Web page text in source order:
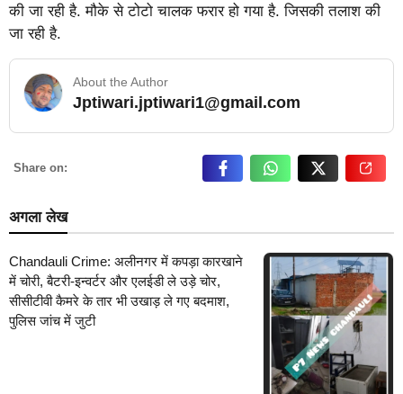
की जा रही है. मौके से टोटो चालक फरार हो गया है. जिसकी तलाश की
जा रही है.
About the Author
Jptiwari.jptiwari1@gmail.com… Read More
Share on:
अगला लेख
Chandauli Crime: अलीनगर में कपड़ा कारखाने
में चोरी, बैटरी-इन्वर्टर और एलईडी ले उड़े चोर,
सीसीटीवी कैमरे के तार भी उखाड़ ले गए बदमाश,
पुलिस जांच में जुटी